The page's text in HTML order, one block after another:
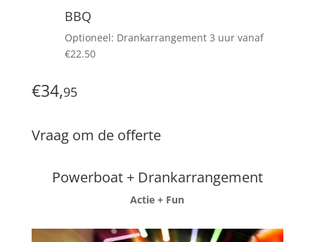
BBQ
Optioneel: Drankarrangement 3 uur vanaf
€22.50
€34,95
Vraag om de offerte
Powerboat + Drankarrangement
Actie + Fun